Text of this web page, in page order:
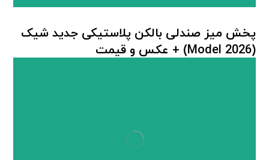
پخش میز صندلی بالکن پلاستیکی جدید شیک
(Model 2026) + عكس و قيمت